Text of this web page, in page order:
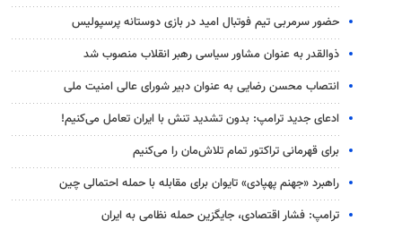
حضور سرمربی تیم فوتبال امید در بازی دوستانه پرسپولیس
ذوالقدر به عنوان مشاور سیاسی رهبر انقلاب منصوب شد
انتصاب محسن رضایی به عنوان دبیر شورای عالی امنیت ملی
ادعای جدید ترامپ: بدون تشدید تنش با ایران تعامل می‌کنیم!
برای قهرمانی تراکتور تمام تلاش‌مان را می‌کنیم
راهبرد «جهنم پهپادی» تایوان برای مقابله با حمله احتمالی چین
ترامپ: فشار اقتصادی، جایگزین حمله نظامی به ایران